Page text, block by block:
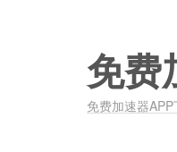
免费
免费加速器APP